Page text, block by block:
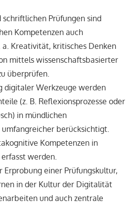
schriftlichen Prüfungen sind
Kompetenzen auch
a. Kreativität, kritisches Denken
mittels wissenschaftsbasierter
überprüfen.
digitaler Werkzeuge werden
(z. B. Reflexionsprozesse oder
in mündlichen
berücksichtigt.
Kompetenzen in
werden.
Erprobung einer Prüfungskultur,
in der Kultur der Digitalität
und auch zentrale